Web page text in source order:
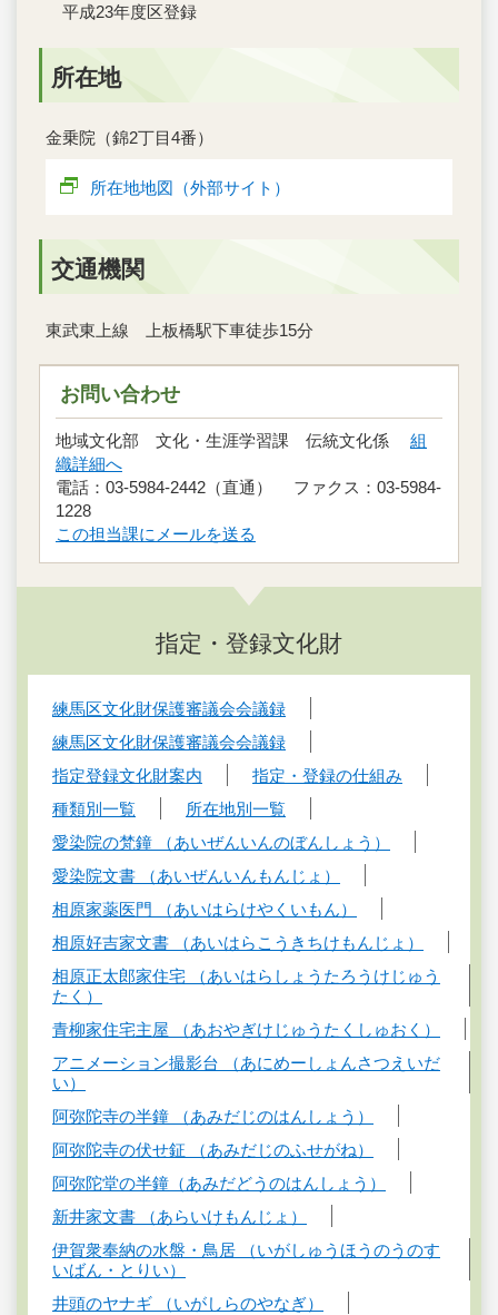
平成23年度区登録
所在地
金乗院（錦2丁目4番）
所在地地図（外部サイト）
交通機関
東武東上線 上板橋駅下車徒歩15分
お問い合わせ
地域文化部 文化・生涯学習課 伝統文化係 組
織詳細へ
電話：03-5984-2442（直通） ファクス：03-5984-
1228
この担当課にメールを送る
指定・登録文化財
練馬区文化財保護審議会会議録
練馬区文化財保護審議会会議録
指定登録文化財案内
指定・登録の仕組み
種類別一覧
所在地別一覧
愛染院の梵鐘 （あいぜんいんのぼんしょう）
愛染院文書 （あいぜんいんもんじょ）
相原家薬医門 （あいはらけやくいもん）
相原好吉家文書 （あいはらこうきちけもんじょ）
相原正太郎家住宅 （あいはらしょうたろうけじゅう
たく）
青柳家住宅主屋 （あおやぎけじゅうたくしゅおく）
アニメーション撮影台 （あにめーしょんさつえいだ
い）
阿弥陀寺の半鐘 （あみだじのはんしょう）
阿弥陀寺の伏せ鉦 （あみだじのふせがね）
阿弥陀堂の半鐘（あみだどうのはんしょう）
新井家文書 （あらいけもんじょ）
伊賀衆奉納の水盤・鳥居 （いがしゅうほうのうのす
いばん・とりい）
井頭のヤナギ （いがしらのやなぎ）